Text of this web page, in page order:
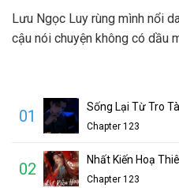
Lưu Ngọc Luy rùng mình nổi
cậu nói chuyện không có dầu
01 Sống Lại Từ Tro
Chapter 123
02 Nhất Kiến Hoạ
Chapter 123